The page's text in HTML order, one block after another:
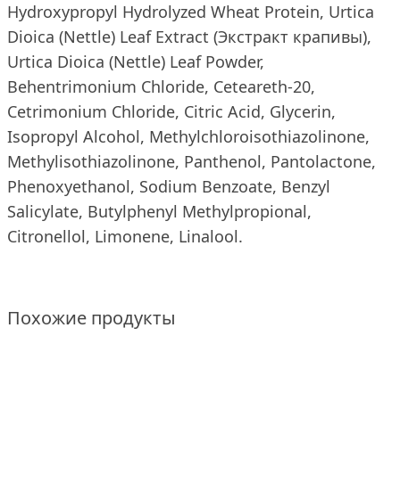
Hydroxypropyl Hydrolyzed Wheat Protein, Urtica
Dioica (Nettle) Leaf Extract (Экстракт крапивы),
Urtica Dioica (Nettle) Leaf Powder,
Behentrimonium Chloride, Ceteareth-20,
Cetrimonium Chloride, Citric Acid, Glycerin,
Isopropyl Alcohol, Methylchloroisothiazolinone,
Methylisothiazolinone, Panthenol, Pantolactone,
Phenoxyethanol, Sodium Benzoate, Benzyl
Salicylate, Butylphenyl Methylpropional,
Citronellol, Limonene, Linalool.
Похожие продукты